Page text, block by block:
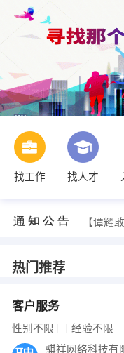
找工作 找人才欧经理
【谭耀
【高州
热门推荐
客户服务
性别不限 经验不限
骐祥网络科技有